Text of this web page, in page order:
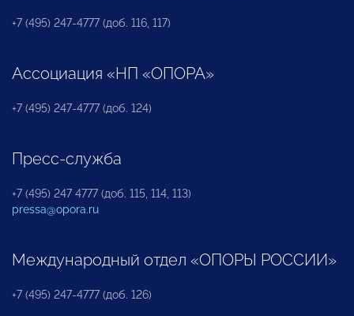
+7 (495) 247-4777 (доб. 116, 117)
Ассоциация «НП «ОПОРА»
+7 (495) 247-4777 (доб. 124)
Пресс-служба
+7 (495) 247 4777 (доб. 115, 114, 113)
pressa@opora.ru
Международный отдел «ОПОРЫ РОССИИ»
+7 (495) 247-4777 (доб. 126)